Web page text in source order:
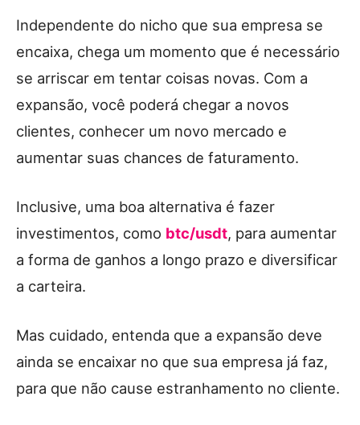
Independente do nicho que sua empresa se
encaixa, chega um momento que é necessário
se arriscar em tentar coisas novas. Com a
expansão, você poderá chegar a novos
clientes, conhecer um novo mercado e
aumentar suas chances de faturamento.
Inclusive, uma boa alternativa é fazer
investimentos, como btc/usdt, para aumentar
a forma de ganhos a longo prazo e diversificar
a carteira.
Mas cuidado, entenda que a expansão deve
ainda se encaixar no que sua empresa já faz,
para que não cause estranhamento no cliente.